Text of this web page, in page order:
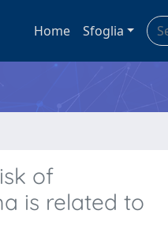
Home Sfoglia
of
is related to